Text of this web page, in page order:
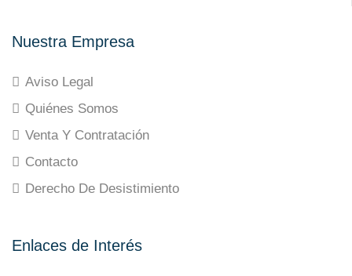
Nuestra Empresa
Aviso Legal
Quiénes Somos
Venta Y Contratación
Contacto
Derecho De Desistimiento
Enlaces de Interés